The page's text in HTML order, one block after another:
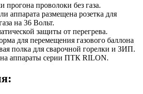
прогона проволоки без газа.
аппарата размещена розетка для
на 36 Вольт.
защиты от перегрева.
для перемещения газового баллона
полка для сварочной горелки и ЗИП.
на аппараты серии ПТК RILON.